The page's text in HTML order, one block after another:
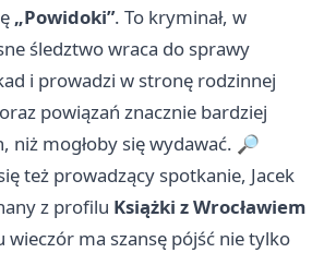
„Powidoki”. To kryminał, w
śledztwo wraca do sprawy
i prowadzi w stronę rodzinnej
powiązań znacznie bardziej
niż mogłoby się wydawać. 🔎
też prowadzący spotkanie, Jacek
z profilu Książki z Wrocławiem
wieczór ma szansę pójść nie tylko